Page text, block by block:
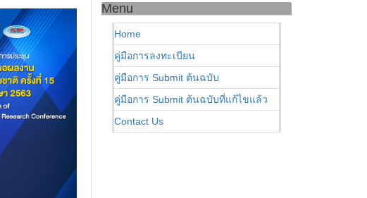
Menu
Home
คู่มือการลงทะเบียน
คู่มือการ Submit ต้นฉบับ
คู่มือการ Submit ต้นฉบับที่แก้ไขแล้ว
Contact Us